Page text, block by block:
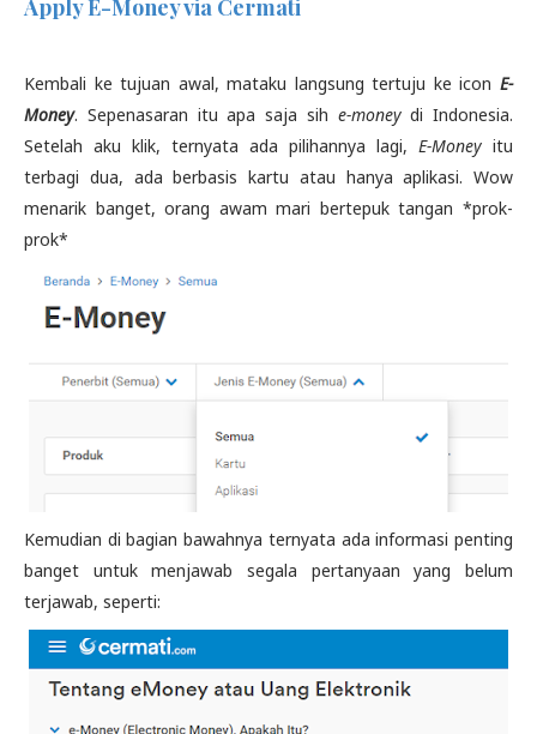
Apply E-Money via Cermati
Kembali ke tujuan awal, mataku langsung tertuju ke icon E-
Money. Sepenasaran itu apa saja sih e-moneydi Indonesia.
Setelah aku klik, ternyata ada pilihannya lagi, E-Money itu
terbagi dua, ada berbasis kartu atau hanya aplikasi. Wow
menarik banget, orang awam mari bertepuk tangan *prok-
prok*
Kemudian di bagian bawahnya ternyata ada informasi penting
banget untuk menjawab segala pertanyaan yang belum
terjawab, seperti: